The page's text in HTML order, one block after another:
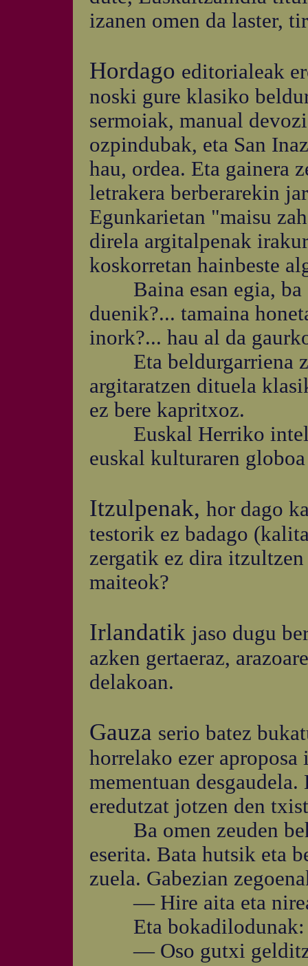
izanen omen da laster,
Hordago editorialeak
noski gure klasiko
sermoiak, manual
ozpindubak, eta San
hau, ordea. Eta gainera
letrakera berberarekin
Egunkarietan "maisu
direla argitalpenak
koskorretan hainbeste
Baina esan egia, ba
duenik?... tamaina
inork?... hau al da
Eta beldurgarriena
argitaratzen dituela
ez bere kapritxoz.
Euskal Herriko
euskal kulturaren
Itzulpenak, hor dago
testorik ez badago
zergatik ez dira
maiteok?
Irlandatik jaso dugu
azken gertaeraz,
delakoan.
Gauza serio batez
horrelako ezer
mementuan
eredutzat jotzen den
Ba omen zeuden
eserita. Bata hutsik eta
zuela. Gabezian
— Hire aita eta nirea
Eta bokadilodunak:
— Oso gutxi